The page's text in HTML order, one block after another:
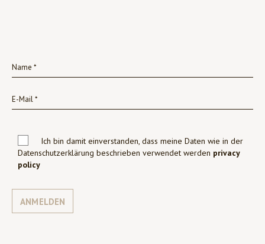
Ich bin damit einverstanden, dass meine Daten wie in der
Datenschutzerklärung beschrieben verwendet werden privacy
policy
ANMELDEN